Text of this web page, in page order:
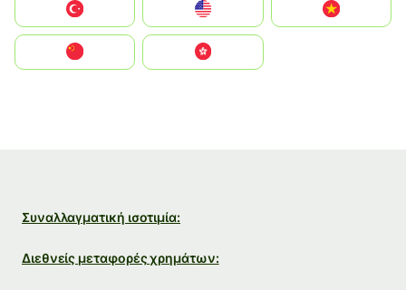
United States
中國香港特別行政區
Συναλλαγματική ισοτιμία:
Διεθνείς μεταφορές χρημάτων: